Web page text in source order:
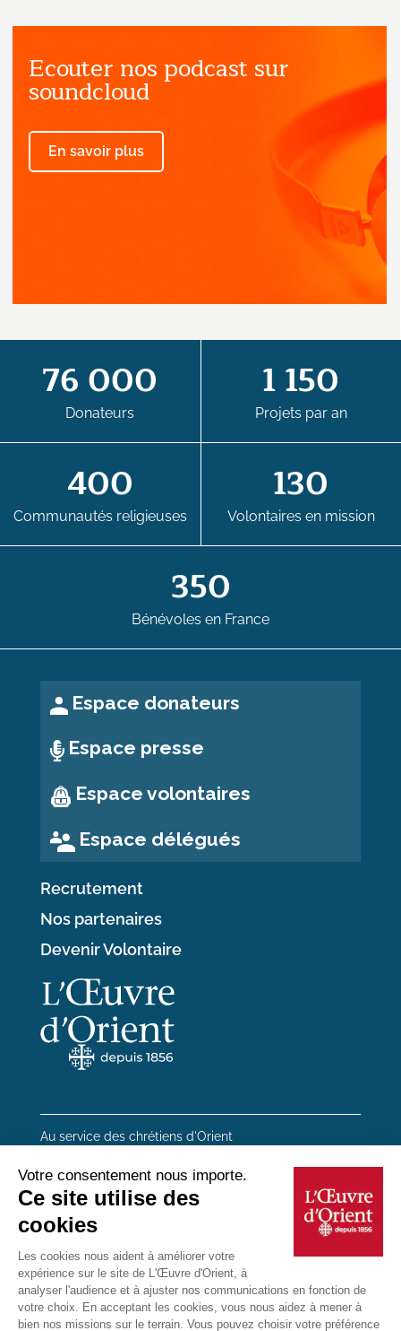
J'accepte de recevoir des emails
provenant de l'Œuvre d'Orient.
Ecouter nos podcast sur
soundcloud
En savoir plus
76 000
Donateurs
1 150
Projets par an
400
Communautés religieuses
130
Volontaires en mission
350
Bénévoles en France
Espace donateurs
Espace presse
Espace volontaires
Espace délégués
Recrutement
Nos partenaires
Devenir Volontaire
Au service des chrétiens d'Orient
20 rue du Regard 75006 Paris